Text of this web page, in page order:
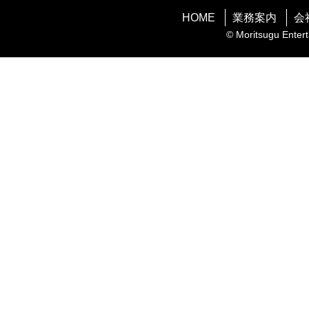
HOME 業務案内 会
© Moritsugu